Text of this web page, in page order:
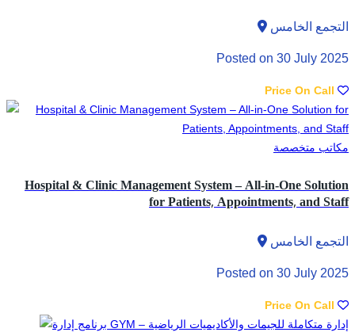
التجمع الخامس
Posted on 30 July 2025
Price On Call
مكاتب متخصصة
Hospital & Clinic Management System – All-in-One Solution
for Patients, Appointments, and Staff
التجمع الخامس
Posted on 30 July 2025
Price On Call